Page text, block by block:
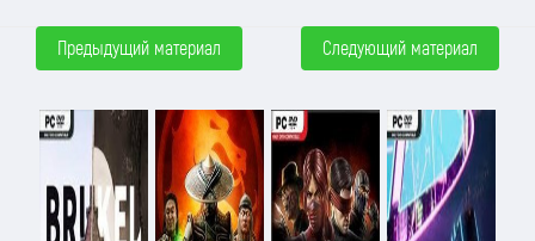
Предыдущий материал Следующий материал